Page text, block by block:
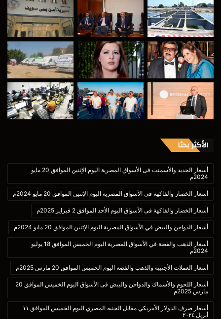
الأكثر بحثا
أسعار الحديد والأسمنت فى الأسواق المصرية اليوم الإثنين الموافق 20 مايو
2024م
أسعار الخضار والفاكهة فى الأسواق المصرية اليوم الإثنين الموافق 20 مايو 2024م
أسعار الخضار والفاكهة فى الأسواق اليوم الأحد الموافق 2 فبراير 2025م
أسعار الدواجن والبيض في الأسواق المصرية اليوم الإثنين الموافق 20 مايو 2024م
أسعار الذهب والفضة في الأسواق المصرية اليوم الخميس الموافق 18 يوليو
2024م
أسعار العملات الأجنبية والذهب والفضة اليوم الخميس الموافق 20 مارس 2025م
أسعار اللحوم والأسماك والدواجن والبيض فى الأسواق اليوم الخميس الموافق 20
مارس 2025م
أسعار صرف الدولار الأمريكي مقابل الجنيه المصري اليوم الخميس الموافق ١١
أبريل ٢٠٢٤